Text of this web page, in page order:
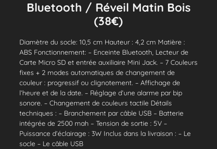
Bluetooth / Réveil Matin Bois
(38€)
Diamètre du socle: 10,5 cm Hauteur : 4,2 cm Matière :
ABS Fonctionnement: – Enceinte Bluetooth, Lecteur de
Carte Micro SD et entrée auxiliaire Mini Jack. – 7 Couleurs
fixes + 2 modes automatiques de changement de
couleur : progressif ou clignotement. – Affichage de
l’heure et de la date. – Réglage d’une alarme par bip
sonore. – Changement de couleurs tactile Détails
techniques : – Branchement par câble USB – Batterie
intégrée de 2500 mah – Tension de sortie : 5V –
Puissance d’éclairage : 3W Inclus dans la livraison : – Le
socle – Le câble USB